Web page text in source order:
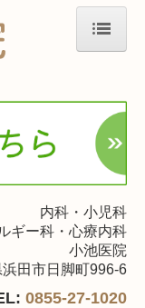
内科・小児科
ギー科・心療内科
小池医院
田市日脚町996-6
0855-27-1020